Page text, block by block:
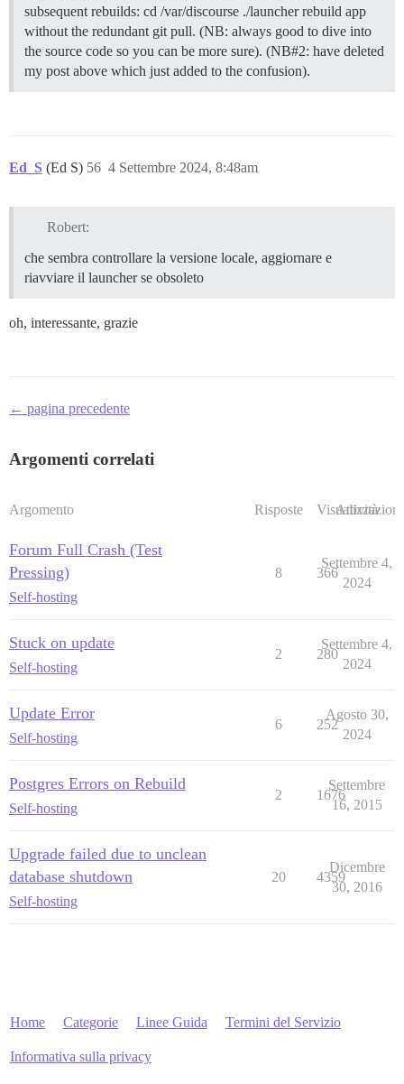
subsequent rebuilds: cd /var/discourse ./launcher rebuild app
without the redundant git pull. (NB: always good to dive into
the source code so you can be more sure). (NB#2: have deleted
my post above which just added to the confusion).
Ed_S (Ed S) 4 Settembre 2024, 8:48am
56
Robert:
che sembra controllare la versione locale, aggiornare e
riavviare il launcher se obsoleto
oh, interessante, grazie
← pagina precedente
Argomenti correlati
Argomento Risposte Visualizzazioni
Attività
Forum Full Crash (Test
Pressing)
Self-hosting
8 366
Settembre 4,
2024
Stuck on update
Self-hosting
2 280
Settembre 4,
2024
Update Error
Self-hosting
6 252
Agosto 30,
2024
Postgres Errors on Rebuild
Self-hosting
2 1676
Settembre
16, 2015
Upgrade failed due to unclean
database shutdown
Self-hosting
20 4359
Dicembre
30, 2016
Home Categorie Linee Guida Termini del Servizio
Informativa sulla privacy